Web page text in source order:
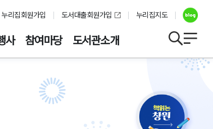
누리집회원가입 도서대출회원가입 누리집지도
사 참여마당 도서관소개